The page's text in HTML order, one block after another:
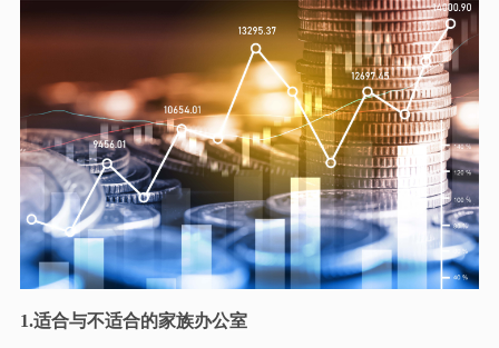
1.适合与不适合的家族办公室